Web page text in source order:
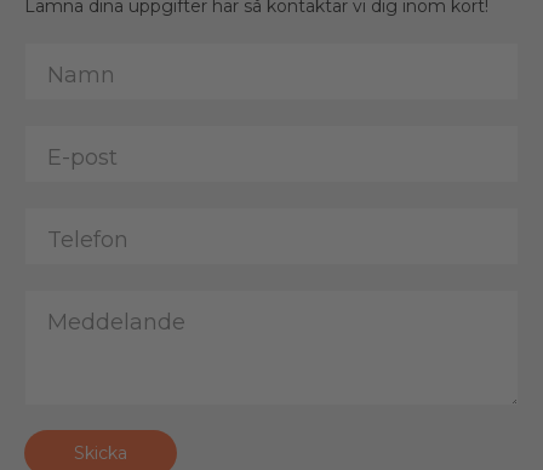
Lämna dina uppgifter här så kontaktar vi dig inom kort!